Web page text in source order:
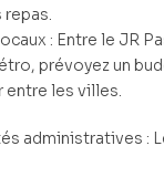
repas.
: Entre le JR
prévoyez un
entre les villes.
administratives :